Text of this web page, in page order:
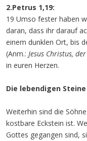
2.Petrus 1,19:
19 Umso fester haben
daran, dass ihr darauf
einem dunklen Ort, bis
(Anm.: Jesus Christus,
in euren Herzen.
Die lebendigen Steine
Weiterhin sind die
kostbare Eckstein ist.
Gottes gegangen sind,